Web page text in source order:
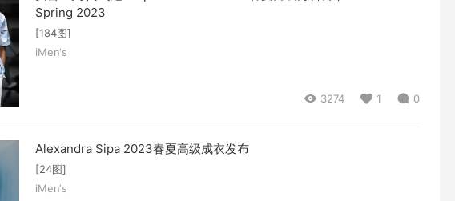
Spring 2023
[184图]
iMen‘s
3274 1 0
Alexandra Sipa 2023春夏高级成衣发布
[24图]
iMen‘s